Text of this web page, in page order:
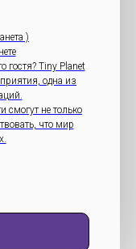
)
гостя? Tiny Planet
одна из
не только
что мир